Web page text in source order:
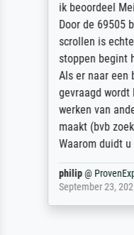
ik beoordeel
Door de 69505
scrollen is
stoppen begint
Als er naar een
gevraagd
werken van
maakt (bvb
Waarom duidt u
philip@
September 23,